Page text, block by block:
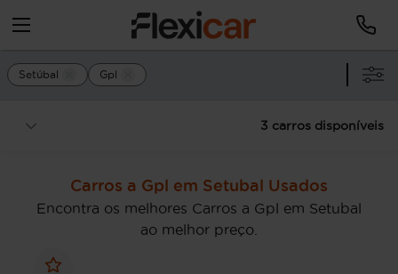
Setúbal Gpl
3 carros disponíveis
Carros a Gpl em Setubal Usados
Encontra os melhores Carros a Gpl em Setubal
ao melhor preço.